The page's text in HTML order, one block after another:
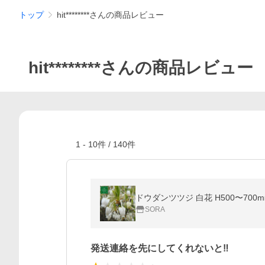
トップ hit********さんの商品レビュー
hit********さんの商品レビュー
1 - 10件 / 140件
ドウダンツツジ 白花 H500〜
SORA
発送連絡を先にしてくれないと‼︎